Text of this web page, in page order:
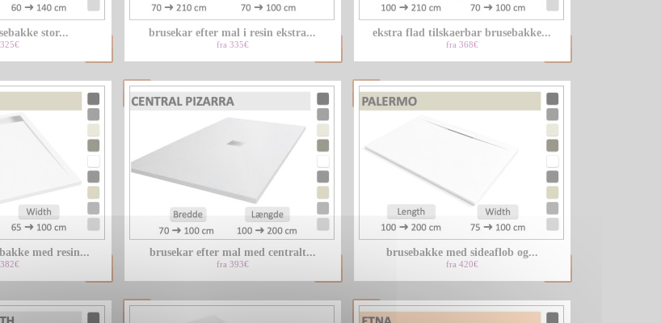
NL
PL
stor... brusekar efter mal i resin ekstra...
fra 335€
ekstra flad tilskaerbar brusebakke...
fra 368€
med resin... brusekar efter mal med centralt...
fra 393€
brusebakke med sideaflob og...
fra 420€